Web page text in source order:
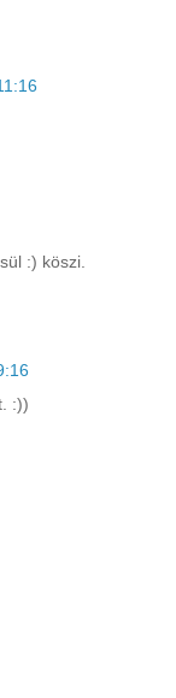
:) köszi.
:))